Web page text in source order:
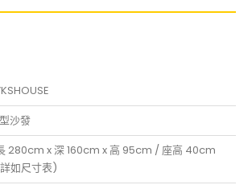
沙發
280cm x 深 160cm x 高 95cm / 座高 40cm
如尺寸表)